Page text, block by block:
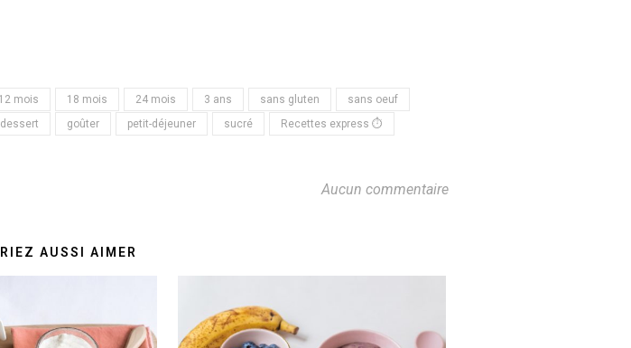
12 mois 18 mois 24 mois 3 ans sans gluten
sans oeuf
dessert goûter petit-déjeuner sucré
Recettes express ⏱
Aucun commentaire
AUSSI AIMER